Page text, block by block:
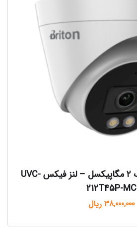
دوربین تورت آنالوگ ۲ مگاپیکسل – لنز فیکس UVC-
212T45P-MC
38,000,000 ریال